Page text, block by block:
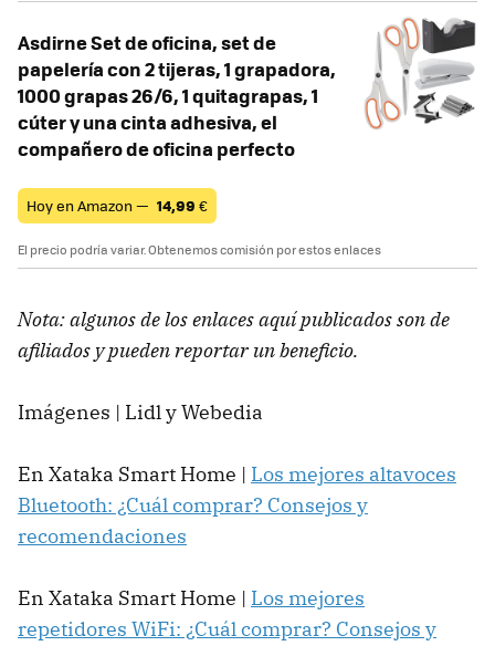
Asdirne Set de oficina, set de
papelería con 2 tijeras, 1 grapadora,
1000 grapas 26/6, 1 quitagrapas, 1
cúter y una cinta adhesiva, el
compañero de oficina perfecto
Hoy en Amazon — 14,99 €
El precio podría variar. Obtenemos comisión por estos enlaces
Nota: algunos de los enlaces aquí publicados son de
afiliados y pueden reportar un beneficio.
Imágenes | Lidl y Webedia
En Xataka Smart Home | Los mejores altavoces
Bluetooth: ¿Cuál comprar? Consejos y
recomendaciones
En Xataka Smart Home | Los mejores
repetidores WiFi: ¿Cuál comprar? Consejos y